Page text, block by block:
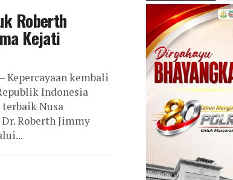
Roberth
Kejati
Kepercayaan kembali
Indonesia
Nusa
Roberth Jimmy